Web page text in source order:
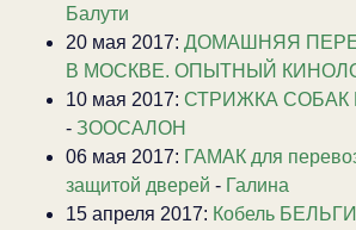
Балути
20 мая 2017: ДОМАШНЯЯ
В МОСКВЕ. ОПЫТНЫЙ
10 мая 2017: СТРИЖКА СОБАК
- ЗООСАЛОН
06 мая 2017: ГАМАК для
защитой дверей - Галина
15 апреля 2017: Кобель